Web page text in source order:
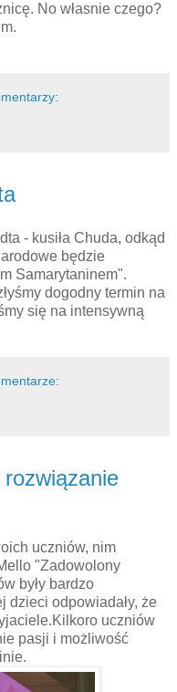
No własnie czego?
- kusiła Chuda, odkąd
będzie
Samarytaninem".
dogodny termin na
się na intensywną
uczniów, nim
"Zadowolony
były bardzo
dzieci odpowiadały, że
uczniów
pasji i możliwość